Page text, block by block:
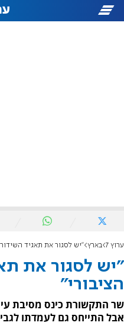
ערוץ 7 בארץ "יש לסגור את תאגיד השידור
"יש לסגור את
הציבורי"
אבל התייחס גם לעמדתו